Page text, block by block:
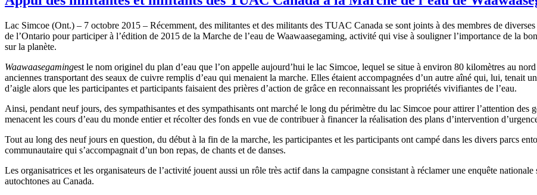
Lac Simcoe (Ont.) – 7 octobre 2015 – Récemment, des militantes et des militants des TUAC Canada se sont joints à des membres de
de l’Ontario pour participer à l’édition de 2015 de la Marche de l’eau de Waawaasegaming, activité qui vise à souligner l’importance de la
sur la planète.
Waawaasegamingest le nom originel du plan d’eau que l’on appelle aujourd’hui le lac Simcoe, lequel se situe à environ 80 kilomètres au
anciennes transportant des seaux de cuivre remplis d’eau qui menaient la marche. Elles étaient accompagnées d’un autre aîné qui, lui, tenait
d’aigle alors que les participantes et participants faisaient des prières d’action de grâce en reconnaissant les propriétés vivifiantes de l’eau.
Ainsi, pendant neuf jours, des sympathisantes et des sympathisants ont marché le long du périmètre du lac Simcoe pour attirer l’attention
menacent les cours d’eau du monde entier et récolter des fonds en vue de contribuer à financer la réalisation des plans d’intervention
Tout au long des neuf jours en question, du début à la fin de la marche, les participantes et les participants ont campé dans les divers parcs
communautaire qui s’accompagnait d’un bon repas, de chants et de danses.
Les organisatrices et les organisateurs de l’activité jouent aussi un rôle très actif dans la campagne consistant à réclamer une enquête
autochtones au Canada.